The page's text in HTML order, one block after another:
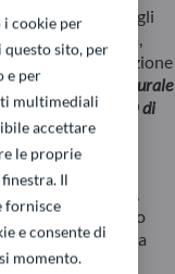
aspettative degli
e accessibilità,
ad alta convinzione
un’estensione naturale
Global CEO di
espansione: gli
anno e,
miliardi di euro
Questa dinamica
investitori per
cookie per
sito, per
e per
multimediali
accettare
le proprie
Il
fornisce
e consente di
momento.